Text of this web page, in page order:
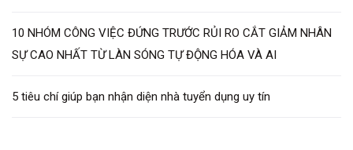
10 NHÓM CÔNG VIỆC ĐỨNG TRƯỚC RỦI RO CẮT GIẢM NHÂN
SỰ CAO NHẤT TỪ LÀN SÓNG TỰ ĐỘNG HÓA VÀ AI
5 tiêu chí giúp bạn nhận diện nhà tuyển dụng uy tín